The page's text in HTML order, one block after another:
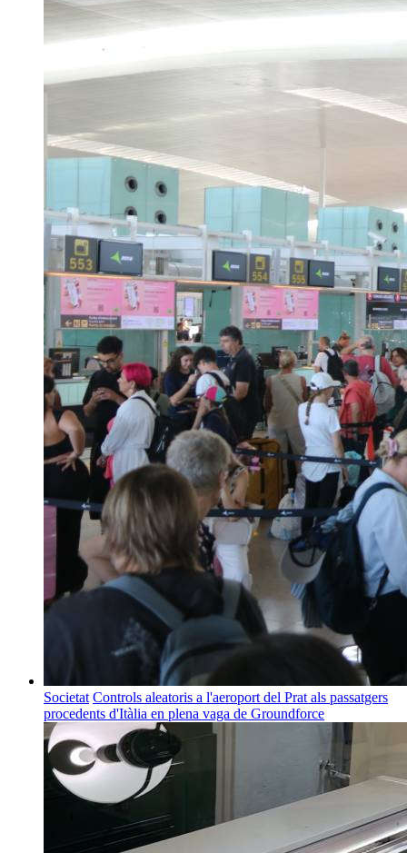
Societat Controls aleatoris a l'aeroport del Prat als passatgers
procedents d'Itàlia en plena vaga de Groundforce